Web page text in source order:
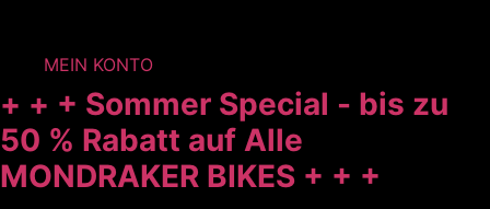
MEIN KONTO
+ + + Sommer Special - bis zu
50 % Rabatt auf Alle
MONDRAKER BIKES + + +